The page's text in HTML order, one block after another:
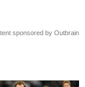
sponsored by Outbrain